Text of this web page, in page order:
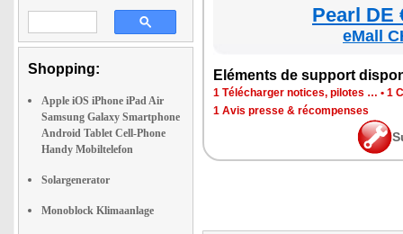
Shopping:
Apple iOS iPhone iPad Air
Samsung Galaxy Smartphone
Android Tablet Cell-Phone
Handy Mobiltelefon
Solargenerator
Monoblock Klimaanlage
Pearl DE
eMall
Elé­ments de sup­port
1 Télé­char­ger notices, pilotes … • 1
1 Avis presse & récom­penses